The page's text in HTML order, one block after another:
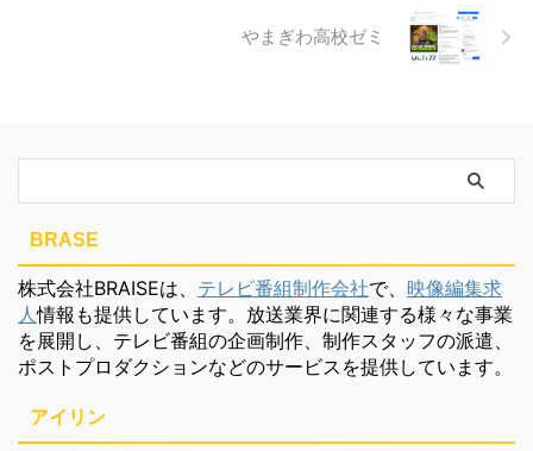
やまぎわ高校ゼミ
BRASE
株式会社BRAISEは、 テレビ番組制作会社で、 映像編集求
人情報も提供しています。放送業界に関連する様々な事業
を展開し、テレビ番組の企画制作、制作スタッフの派遣、
ポストプロダクションなどのサービスを提供しています。
アイリン